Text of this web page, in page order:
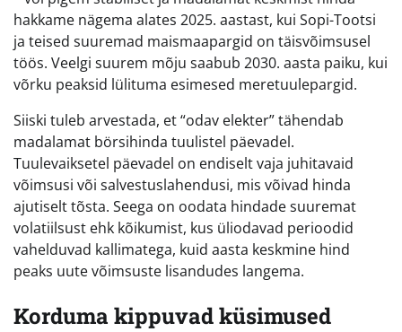
hakkame nägema alates 2025. aastast, kui Sopi-Tootsi
ja teised suuremad maismaapargid on täisvõimsusel
töös. Veelgi suurem mõju saabub 2030. aasta paiku, kui
võrku peaksid lülituma esimesed meretuulepargid.
Siiski tuleb arvestada, et “odav elekter” tähendab
madalamat börsihinda tuulistel päevadel.
Tuulevaiksetel päevadel on endiselt vaja juhitavaid
võimsusi või salvestuslahendusi, mis võivad hinda
ajutiselt tõsta. Seega on oodata hindade suuremat
volatiilsust ehk kõikumist, kus üliodavad perioodid
vahelduvad kallimatega, kuid aasta keskmine hind
peaks uute võimsuste lisandudes langema.
Korduma kippuvad küsimused